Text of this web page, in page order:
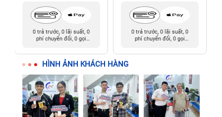
0 trả trước, 0 lãi suất, 0
phí chuyển đổi, 0 gọi
0 trả trước, 0 lãi suất, 0
phí chuyển đổi, 0 gọi
HÌNH ẢNH KHÁCH HÀNG